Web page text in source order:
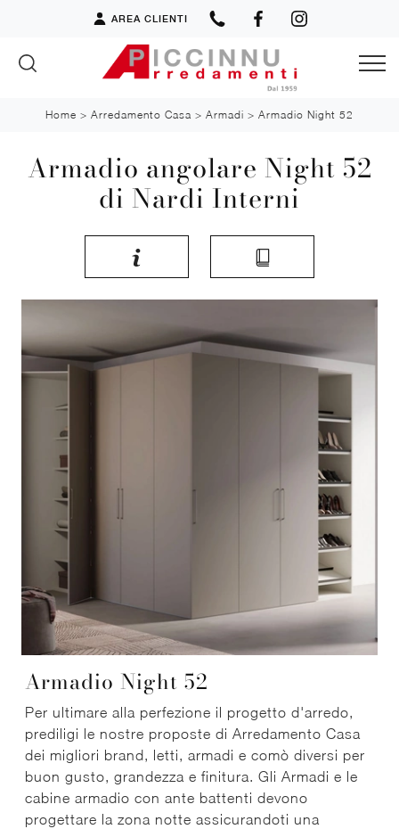
AREA CLIENTI
Home > Arredamento Casa > Armadi > Armadio Night 52
Armadio angolare Night 52
di Nardi Interni
Armadio Night 52
Per ultimare alla perfezione il progetto d'arredo,
prediligi le nostre proposte di Arredamento Casa
dei migliori brand, letti, armadi e comò diversi per
buon gusto, grandezza e finitura. Gli Armadi e le
cabine armadio con ante battenti devono
progettare la zona notte assicurandoti una